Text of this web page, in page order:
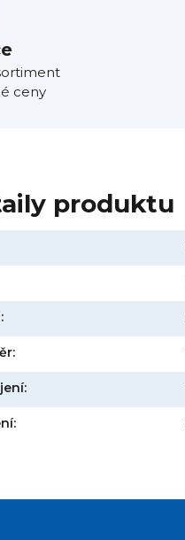
ceny
produktu